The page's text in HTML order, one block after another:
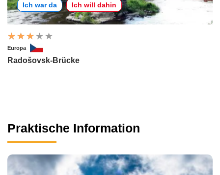
Ich war da Ich will dahin
Europa
Radošovsk-Brücke
Praktische Information